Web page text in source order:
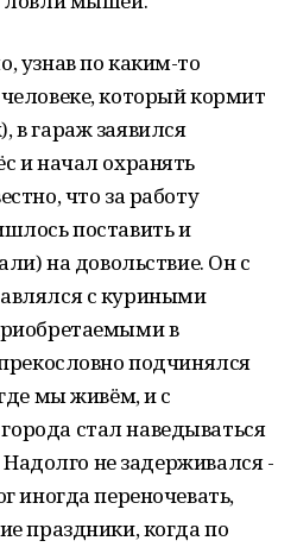
узнав по каким-то
который кормит
в гараж заявился
и начал охранять
что за работу
поставить и
на довольствие. Он с
с куриными
в
подчинялся
мы живём, и с
стал наведываться
Надолго не задерживался -
иногда переночевать,
праздники, когда по